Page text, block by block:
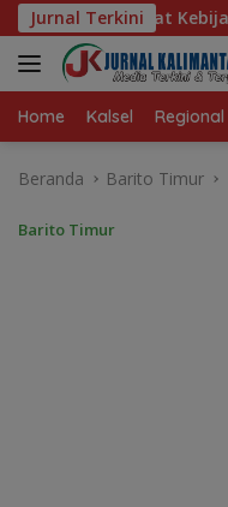
Langsung
ke
konten
Jurnal Terkini
Kesejahteraan Rakyat
Home Kalsel Regional
Beranda Barito Timur
Barito Timur